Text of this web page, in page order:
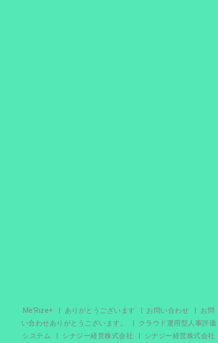
Me’Rize+ ありがとうございます お問い合わせ
お問
い合わせありがとうございます。
クラウド運用型人事評価
システム
シナジー経営株式会社 シナジー経営株式会社